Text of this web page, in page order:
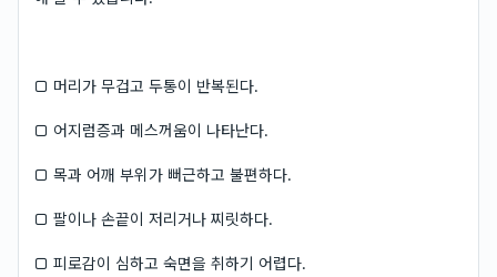
□ 머리가 무겁고 두통이 반복된다.
□ 어지럼증과 메스꺼움이 나타난다.
□ 목과 어깨 부위가 뻐근하고 불편하다.
□ 팔이나 손끝이 저리거나 찌릿하다.
□ 피로감이 심하고 숙면을 취하기 어렵다.